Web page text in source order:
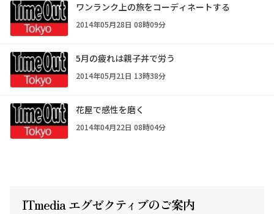
ワンランク上の旅をコーディネートする
2014年05月28日 08時09分
5月の疲れは親子丼で労う
2014年05月21日 13時38分
花屋で感性を磨く
2014年04月22日 08時04分
ITmedia エグゼクティ ブのご案内